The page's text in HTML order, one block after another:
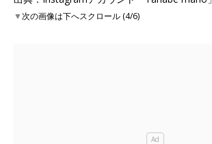
▼次の画像は下へスクロール (4/6)